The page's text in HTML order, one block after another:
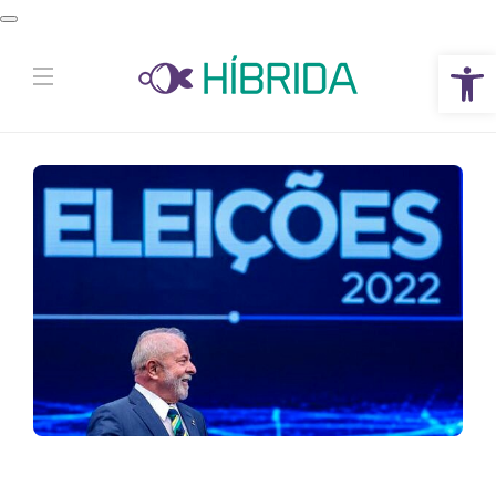
Abrir a barra de ferramentas